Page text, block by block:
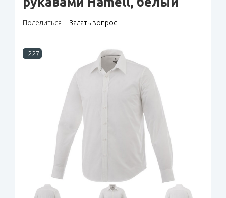
Поделиться Задать вопрос
227